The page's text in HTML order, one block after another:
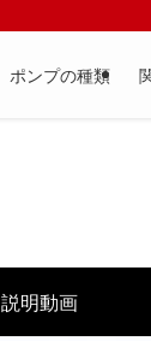
ポンプの種類
説明動画